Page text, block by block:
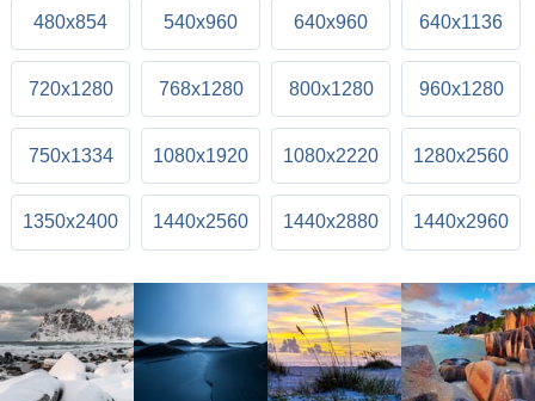
480x854 540x960 640x960 640x1136
720x1280 768x1280 800x1280 960x1280
750x1334 1080x1920 1080x2220 1280x2560
1350x2400 1440x2560 1440x2880 1440x2960